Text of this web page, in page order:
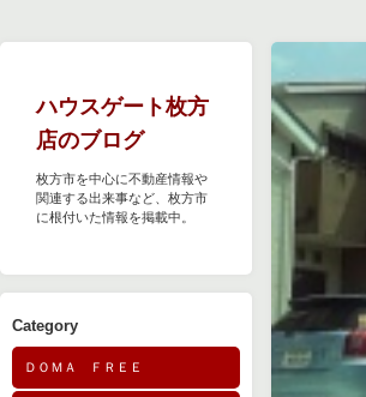
ハウスゲート枚方
店のブログ
枚方市を中心に不動産情報や
関連する出来事など、枚方市
に根付いた情報を掲載中。
Category
ＤＯＭＡ ＦＲＥＥ